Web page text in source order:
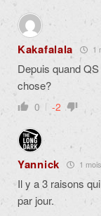
Kakafalala 1
Depuis quand
chose?
0 -2
Yannick 1
Il y a 3 raisons
par jour.